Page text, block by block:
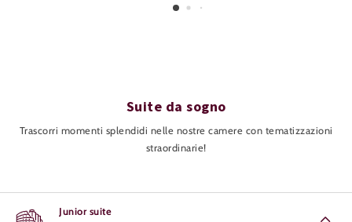
Suite da sogno
Trascorri momenti splendidi nelle nostre camere con tematizzazioni
straordinarie!
Junior suite